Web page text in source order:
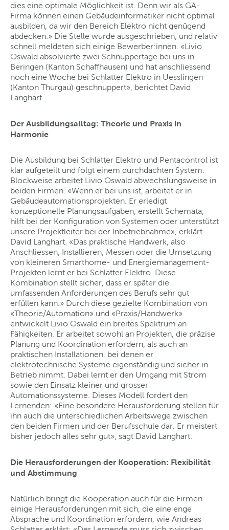
dies eine optimale Möglichkeit ist. Denn wir als GA-
Firma können einen Gebäudeinformatiker nicht optimal
ausbilden, da wir den Bereich Elektro nicht genügend
abdecken.» Die Stelle wurde ausgeschrieben, und relativ
schnell meldeten sich einige Bewerber:innen. «Livio
Oswald absolvierte zwei Schnuppertage bei uns in
Beringen (Kanton Schaffhausen) und hat anschliessend
noch eine Woche bei Schlatter Elektro in Uesslingen
(Kanton Thurgau) geschnuppert», berichtet David
Langhart.
Der Ausbildungsalltag: Theorie und Praxis in
Harmonie
Die Ausbildung bei Schlatter Elektro und Pentacontrol ist
klar aufgeteilt und folgt einem durchdachten System.
Blockweise arbeitet Livio Oswald abwechslungsweise in
beiden Firmen. «Wenn er bei uns ist, arbeitet er in
Gebäudeautomationsprojekten. Er erledigt
konzeptionelle Planungsaufgaben, erstellt Schemata,
hilft bei der Konfiguration von Systemen oder unterstützt
unsere Projektleiter bei der Inbetriebnahme», erklärt
David Langhart. «Das praktische Handwerk, also
Anschliessen, Installieren, Messen oder die Umsetzung
von kleineren Smarthome- und Energiemanagement-
Projekten lernt er bei Schlatter Elektro. Diese
Kombination stellt sicher, dass er später die
umfassenden Anforderungen des Berufs sehr gut
erfüllen kann.» Durch diese gezielte Kombination von
«Theorie/Automation» und «Praxis/Handwerk»
entwickelt Livio Oswald ein breites Spektrum an
Fähigkeiten. Er arbeitet sowohl an Projekten, die präzise
Planung und Koordination erfordern, als auch an
praktischen Installationen, bei denen er
elektrotechnische Systeme eigenständig und sicher in
Betrieb nimmt. Dabei lernt er den Umgang mit Strom
sowie den Einsatz kleiner und grosser
Automationssysteme. Dieses Modell fordert den
Lernenden: «Eine besondere Herausforderung stellen für
ihn auch die unterschiedlichen Arbeitswege zwischen
den beiden Firmen und der Berufsschule dar. Er meistert
bisher jedoch alles sehr gut», sagt David Langhart.
Die Herausforderungen der Kooperation: Flexibilität
und Abstimmung
Natürlich bringt die Kooperation auch für die Firmen
einige Herausforderungen mit sich, die eine enge
Absprache und Koordination erfordern, wie Andreas